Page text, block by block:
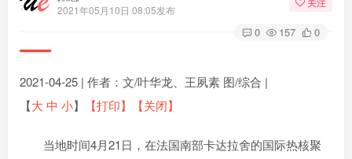
2021年05月10日 08:05发布
0 157 0
2021-04-25 | 作者：文/叶华龙、王夙素 图/综合 |
【大 中 小】 【打印】 【关闭】
当地时间4月21日，在法国南部卡达拉舍的国际热核聚